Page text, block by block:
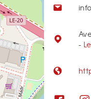
-